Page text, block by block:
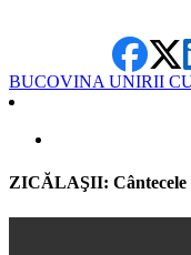
BUCOVINA UNIRII
ZICĂLAŞII: Cântecele